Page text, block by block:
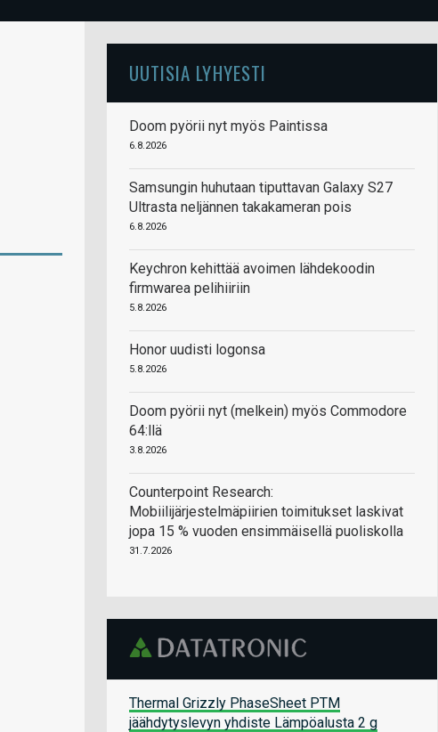
UUTISIA LYHYESTI
Doom pyörii nyt myös Paintissa
6.8.2026
Samsungin huhutaan tiputtavan Galaxy S27
Ultrasta neljännen takakameran pois
6.8.2026
Keychron kehittää avoimen lähdekoodin
firmwarea pelihiiriin
5.8.2026
Honor uudisti logonsa
5.8.2026
Doom pyörii nyt (melkein) myös Commodore
64:llä
3.8.2026
Counterpoint Research:
Mobiilijärjestelmäpiirien toimitukset laskivat
jopa 15 % vuoden ensimmäisellä puoliskolla
31.7.2026
Thermal Grizzly PhaseSheet PTM
jäähdytyslevyn yhdiste Lämpöalusta 2 g